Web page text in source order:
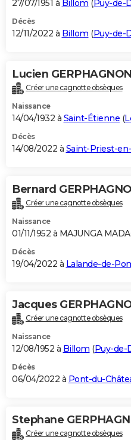
27/07/1951 à Billom ( Puy-de-
Décès
12/11/2022 à Billom (Puy-de-
Lucien GERPHAGNON
Créer une cagnotte obsèques
Naissance
14/04/1932 à Saint-Étienne (
Décès
14/08/2022 à Saint-Priest-
Bernard
Créer une cagnotte obsèques
Naissance
01/11/1952 à MAJUNGA
Décès
19/04/2022 à Lalande-de-
Jacques
Créer une cagnotte obsèques
Naissance
12/08/1952 à Billom (Puy-de-
Décès
06/04/2022 à Pont-du-
Stephane
Créer une cagnotte obsèques